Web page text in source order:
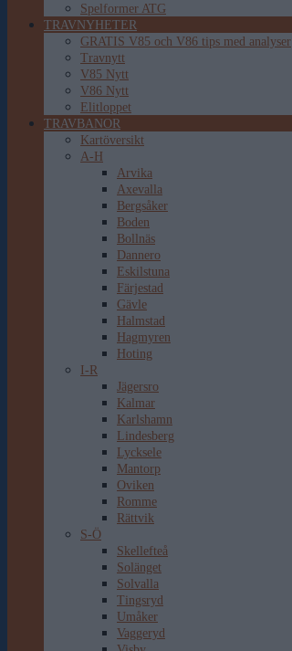
Spelformer ATG
TRAVNYHETER
GRATIS V85 och V86 tips med analyser
Travnytt
V85 Nytt
V86 Nytt
Elitloppet
TRAVBANOR
Kartöversikt
A-H
Arvika
Axevalla
Bergsåker
Boden
Bollnäs
Dannero
Eskilstuna
Färjestad
Gävle
Halmstad
Hagmyren
Hoting
I-R
Jägersro
Kalmar
Karlshamn
Lindesberg
Lycksele
Mantorp
Oviken
Romme
Rättvik
S-Ö
Skellefteå
Solänget
Solvalla
Tingsryd
Umåker
Vaggeryd